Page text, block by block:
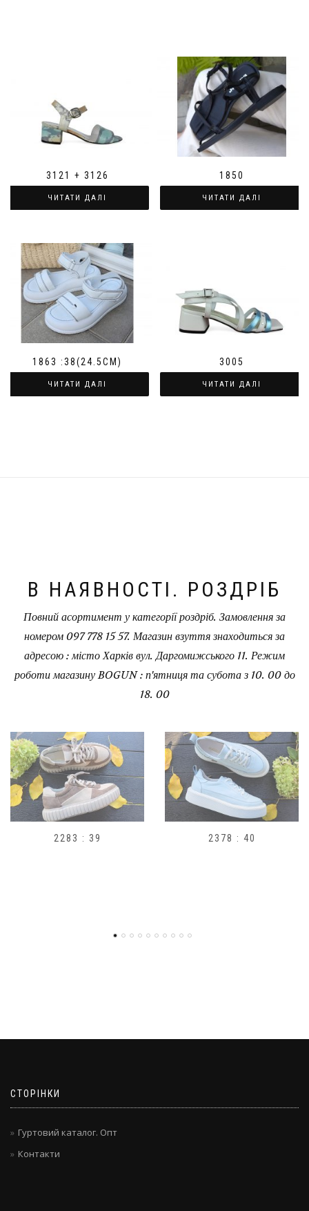
3121 + 3126
ЧИТАТИ ДАЛІ
1850
ЧИТАТИ ДАЛІ
1863 :38(24.5СМ)
ЧИТАТИ ДАЛІ
3005
ЧИТАТИ ДАЛІ
В НАЯВНОСТІ. РОЗДРІБ
Повний асортимент у категорії роздріб. Замовлення за
номером 097 778 15 57. Магазин взуття знаходиться за
адресою : місто Харків вул. Даргомижського 11. Режим
роботи магазину BOGUN : п'ятниця та субота з 10. 00 до
18. 00
2283 : 39 2378 : 40
СТОРІНКИ
Гуртовий каталог. Опт
Контакти